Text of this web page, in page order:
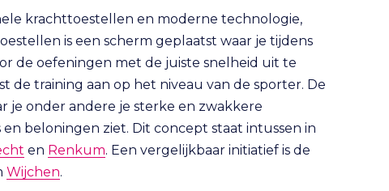
krachttoestellen en moderne technologie,
is een scherm geplaatst waar je tijdens
de oefeningen met de juiste snelheid uit te
de training aan op het niveau van de sporter. De
je onder andere je sterke en zwakkere
beloningen ziet. Dit concept staat intussen in
en Renkum. Een vergelijkbaar initiatief is de
Wijchen.